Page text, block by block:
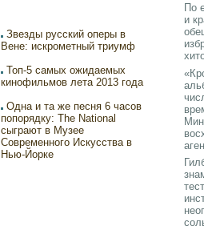
Звезды русский оперы в
Вене: искрометный триумф
Топ-5 самых ожидаемых
кинофильмов лета 2013 года
Одна и та же песня 6 часов
попорядку: The National
сыграют в Музее
Современного Искусства в
Нью-Йорке
По
и